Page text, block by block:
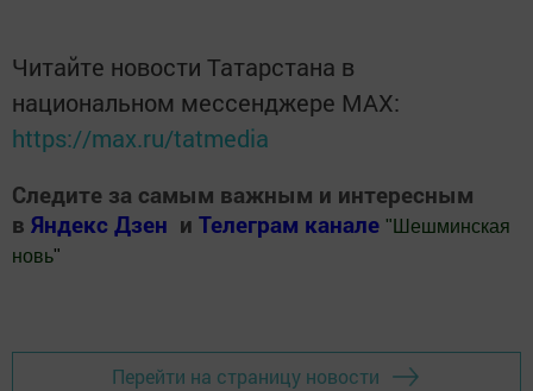
Читайте новости Татарстана в
национальном мессенджере MАХ:
https://max.ru/tatmedia
Следите за самым важным и интересным
в Яндекс Дзен и Телеграм канале " Шешминская
новь"
Перейти на страницу новости